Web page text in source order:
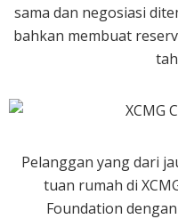
sama dan negosiasi
bahkan membuat
Pelanggan yang dari
tuan rumah di
Foundation